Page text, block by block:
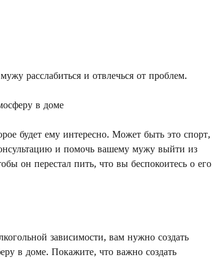
расслабиться и отвлечься от проблем.
в доме
будет ему интересно. Может быть это спорт,
и помочь вашему мужу выйти из
он перестал пить, что вы беспокоитесь о его
зависимости, вам нужно создать
в доме. Покажите, что важно создать